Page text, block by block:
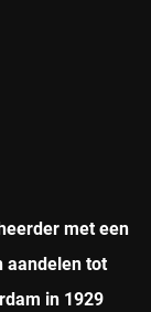
met een
aandelen tot
in 1929